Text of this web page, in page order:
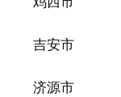
吉安市
济源市